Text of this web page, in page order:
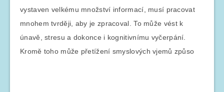
vystaven velkému množství informací, musí pracovat
mnohem tvrději, aby je zpracoval. To může vést k
únavě, stresu a dokonce i kognitivnímu vyčerpání.
Kromě toho může přetížení smyslových vjemů způso